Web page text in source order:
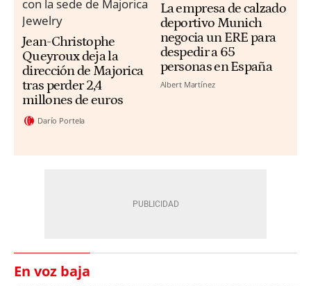
Jean-Christophe
Queyroux deja la
dirección de Majorica
tras perder 2,4
millones de euros
Darío Portela
La empresa de calzado
deportivo Munich
negocia un ERE para
despedir a 65
personas en España
Albert Martínez
En voz baja